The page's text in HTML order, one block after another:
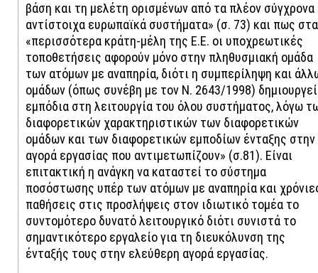
βάση και τη μελέτη ορισμένων από τα πλέον σύγχρονα
αντίστοιχα ευρωπαϊκά συστήματα» (σ. 73) και πως στα
«περισσότερα κράτη-μέλη της Ε.Ε. οι υποχρεωτικές
τοποθετήσεις αφορούν μόνο στην πληθυσμιακή ομάδα
των ατόμων με αναπηρία, διότι η συμπερίληψη και
ομάδων (όπως συνέβη με τον Ν. 2643/1998) δημιουργεί
εμπόδια στη λειτουργία του όλου συστήματος, λόγω
διαφορετικών χαρακτηριστικών των διαφορετικών
ομάδων και των διαφορετικών εμποδίων ένταξης στην
αγορά εργασίας που αντιμετωπίζουν» (σ.81). Είναι
επιτακτική η ανάγκη να καταστεί το σύστημα
ποσόστωσης υπέρ των ατόμων με αναπηρία και
παθήσεις στις προσλήψεις στον ιδιωτικό τομέα το
συντομότερο δυνατό λειτουργικό διότι συνιστά το
σημαντικότερο εργαλείο για τη διευκόλυνση της
ένταξής τους στην ελεύθερη αγορά εργασίας.